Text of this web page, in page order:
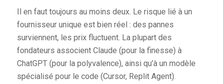
Il en faut toujours au moins deux. Le risque lié à un
fournisseur unique est bien réel : des pannes
surviennent, les prix fluctuent. La plupart des
fondateurs associent Claude (pour la finesse) à
ChatGPT (pour la polyvalence), ainsi qu’à un modèle
spécialisé pour le code (Cursor, Replit Agent).